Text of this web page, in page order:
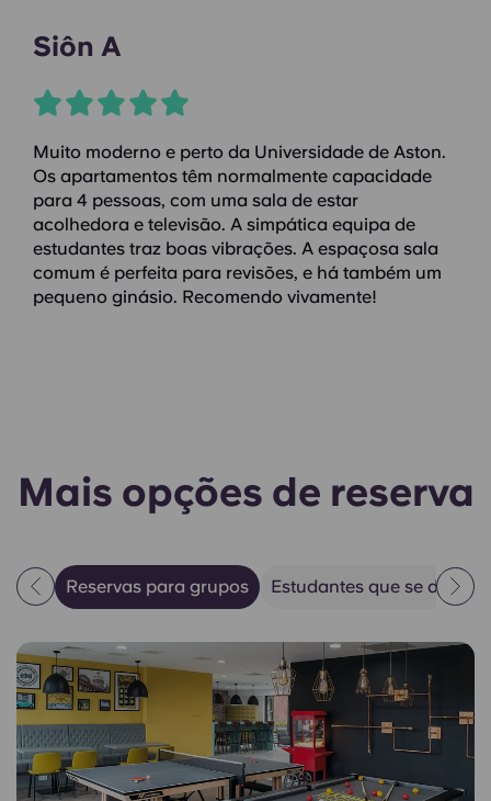
Siôn A
Muito moderno e perto da Universidade de Aston.
Os apartamentos têm normalmente capacidade
para 4 pessoas, com uma sala de estar
acolhedora e televisão. A simpática equipa de
estudantes traz boas vibrações. A espaçosa sala
comum é perfeita para revisões, e há também um
pequeno ginásio. Recomendo vivamente!
Mais opções de reserva
Reservas para grupos Estudantes que se